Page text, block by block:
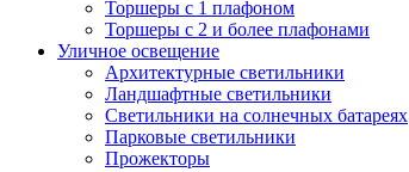
Торшеры с 1 плафоном
Торшеры с 2 и более плафонами
Уличное освещение
Архитектурные светильники
Ландшафтные светильники
Светильники на солнечных батареях
Парковые светильники
Прожекторы